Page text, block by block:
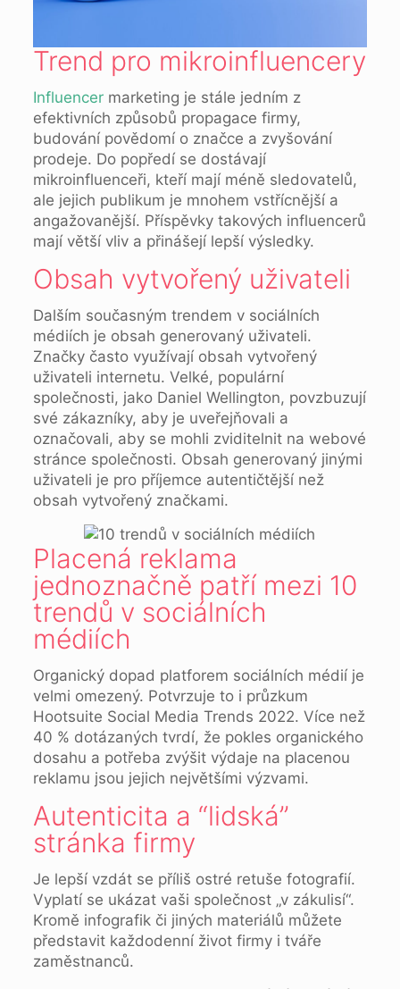
Trend pro mikroinfluencery
Influencer marketing je stále jedním z
efektivních způsobů propagace firmy,
budování povědomí o značce a zvyšování
prodeje. Do popředí se dostávají
mikroinfluenceři, kteří mají méně sledovatelů,
ale jejich publikum je mnohem vstřícnější a
angažovanější. Příspěvky takových influencerů
mají větší vliv a přinášejí lepší výsledky.
Obsah vytvořený uživateli
Dalším současným trendem v sociálních
médiích je obsah generovaný uživateli.
Značky často využívají obsah vytvořený
uživateli internetu. Velké, populární
společnosti, jako Daniel Wellington, povzbuzují
své zákazníky, aby je uveřejňovali a
označovali, aby se mohli zviditelnit na webové
stránce společnosti. Obsah generovaný jinými
uživateli je pro příjemce autentičtější než
obsah vytvořený značkami.
Placená reklama
jednoznačně patří mezi 10
trendů v sociálních
médiích
Organický dopad platforem sociálních médií je
velmi omezený. Potvrzuje to i průzkum
Hootsuite Social Media Trends 2022. Více než
40 % dotázaných tvrdí, že pokles organického
dosahu a potřeba zvýšit výdaje na placenou
reklamu jsou jejich největšími výzvami.
Autenticita a “lidská”
stránka firmy
Je lepší vzdát se příliš ostré retuše fotografií.
Vyplatí se ukázat vaši společnost „v zákulisí“.
Kromě infografik či jiných materiálů můžete
představit každodenní život firmy i tváře
zaměstnanců.